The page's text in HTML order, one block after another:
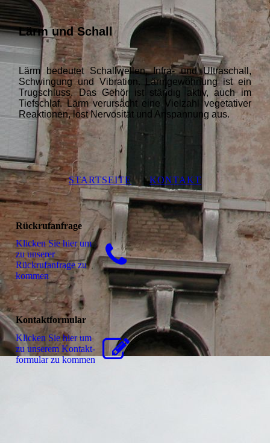
Lärm und Schall
Lärm bedeutet Schallwellen, Infra- und Ultraschall,
Schwingung und Vibration. Lärmgewöhnung ist ein
Trugschluss. Das Gehör ist ständig aktiv, auch im
Tiefschlaf. Lärm verursacht eine Vielzahl vegetativer
Reaktionen, löst Nervosität und Anspannung aus.
STARTSEITE KONTAKT
Rückrufanfrage
Klicken Sie hier um
zu unserer
Rückrufanfrage zu
kommen
Kontaktformular
Klicken Sie hier um
zu unserem Kon­takt­
for­mu­lar zu kommen